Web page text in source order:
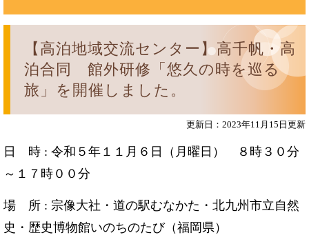
【高泊地域交流センター】高千帆・高
泊合同 館外研修「悠久の時を巡る
旅」を開催しました。
更新日：2023年11月15日更新
日 時 : 令和５年１１月６日（月曜日） ８時３０分
～１７時００分
場 所 : 宗像大社・道の駅むなかた・北九州市立自然
史・歴史博物館いのちのたび（福岡県）